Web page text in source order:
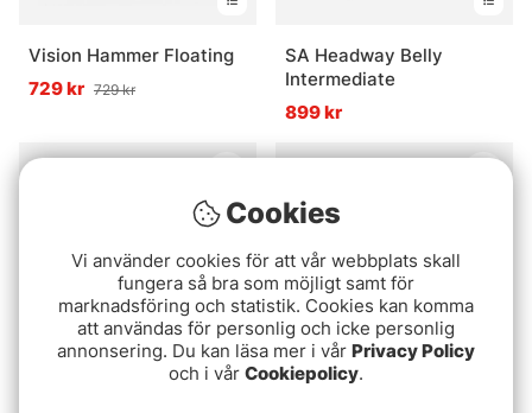
Vision Hammer Floating
729 kr 729 kr
SA Headway Belly
Intermediate
899 kr
Cookies
Vi använder cookies för att vår webbplats skall
fungera så bra som möjligt samt för
marknadsföring och statistik. Cookies kan komma
att användas för personlig och icke personlig
annonsering. Du kan läsa mer i vår Privacy Policy
och i vår Cookiepolicy.